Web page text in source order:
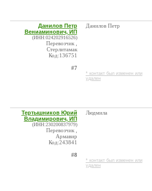
Данилов Петр
Вениаминович, ИП
(ИНН:024202916526)
Перевозчик ,
Стерлитамак
Код:136751
#7
Данилов Петр
* контакт был изменен или
удален
Тертышников Юрий
Владимирович, ИП
(ИНН:230200837979)
Перевозчик ,
Армавир
Код:243841
#8
Людмила
* контакт был изменен или
удален